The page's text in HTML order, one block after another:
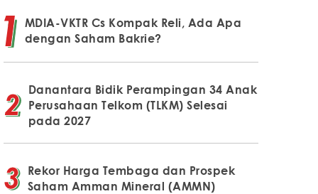
MDIA-VKTR Cs Kompak Reli, Ada Apa
dengan Saham Bakrie?
Danantara Bidik Perampingan 34 Anak
Perusahaan Telkom (TLKM) Selesai
pada 2027
Rekor Harga Tembaga dan Prospek
Saham Amman Mineral (AMMN)